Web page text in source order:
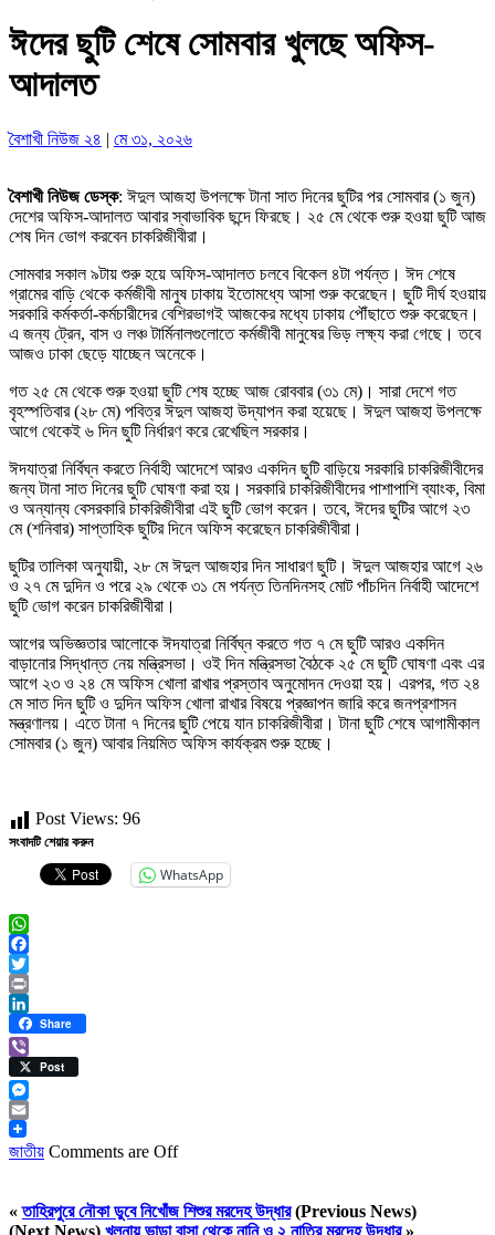
ঈদের ছুটি শেষে সোমবার খুলছে অফিস-
আদালত
বৈশাখী নিউজ ২৪ | মে ৩১, ২০২৬
বৈশাখী নিউজ ডেস্ক: ঈদুল আজহা উপলক্ষে টানা সাত দিনের ছুটির পর সোমবার (১ জুন)
দেশের অফিস-আদালত আবার স্বাভাবিক ছন্দে ফিরছে। ২৫ মে থেকে শুরু হওয়া ছুটি আজ
শেষ দিন ভোগ করবেন চাকরিজীবীরা।
সোমবার সকাল ৯টায় শুরু হয়ে অফিস-আদালত চলবে বিকেল ৪টা পর্যন্ত। ঈদ শেষে
গ্রামের বাড়ি থেকে কর্মজীবী মানুষ ঢাকায় ইতোমধ্যে আসা শুরু করেছেন। ছুটি দীর্ঘ হওয়ায়
সরকারি কর্মকর্তা-কর্মচারীদের বেশিরভাগই আজকের মধ্যে ঢাকায় পৌঁছাতে শুরু করেছেন।
এ জন্য ট্রেন, বাস ও লঞ্চ টার্মিনালগুলোতে কর্মজীবী মানুষের ভিড় লক্ষ্য করা গেছে। তবে
আজও ঢাকা ছেড়ে যাচ্ছেন অনেকে।
গত ২৫ মে থেকে শুরু হওয়া ছুটি শেষ হচ্ছে আজ রোববার (৩১ মে)। সারা দেশে গত
বৃহস্পতিবার (২৮ মে) পবিত্র ঈদুল আজহা উদ্‌যাপন করা হয়েছে। ঈদুল আজহা উপলক্ষে
আগে থেকেই ৬ দিন ছুটি নির্ধারণ করে রেখেছিল সরকার।
ঈদযাত্রা নির্বিঘ্ন করতে নির্বাহী আদেশে আরও একদিন ছুটি বাড়িয়ে সরকারি চাকরিজীবীদের
জন্য টানা সাত দিনের ছুটি ঘোষণা করা হয়। সরকারি চাকরিজীবীদের পাশাপাশি ব্যাংক, বিমা
ও অন্যান্য বেসরকারি চাকরিজীবীরা এই ছুটি ভোগ করেন। তবে, ঈদের ছুটির আগে ২৩
মে (শনিবার) সাপ্তাহিক ছুটির দিনে অফিস করেছেন চাকরিজীবীরা।
ছুটির তালিকা অনুযায়ী, ২৮ মে ঈদুল আজহার দিন সাধারণ ছুটি। ঈদুল আজহার আগে ২৬
ও ২৭ মে দুদিন ও পরে ২৯ থেকে ৩১ মে পর্যন্ত তিনদিনসহ মোট পাঁচদিন নির্বাহী আদেশে
ছুটি ভোগ করেন চাকরিজীবীরা।
আগের অভিজ্ঞতার আলোকে ঈদযাত্রা নির্বিঘ্ন করতে গত ৭ মে ছুটি আরও একদিন
বাড়ানোর সিদ্ধান্ত নেয় মন্ত্রিসভা। ওই দিন মন্ত্রিসভা বৈঠকে ২৫ মে ছুটি ঘোষণা এবং এর
আগে ২৩ ও ২৪ মে অফিস খোলা রাখার প্রস্তাব অনুমোদন দেওয়া হয়। এরপর, গত ২৪
মে সাত দিন ছুটি ও দুদিন অফিস খোলা রাখার বিষয়ে প্রজ্ঞাপন জারি করে জনপ্রশাসন
মন্ত্রণালয়। এতে টানা ৭ দিনের ছুটি পেয়ে যান চাকরিজীবীরা। টানা ছুটি শেষে আগামীকাল
সোমবার (১ জুন) আবার নিয়মিত অফিস কার্যক্রম শুরু হচ্ছে।
Post Views: 96
সংবাদটি শেয়ার করুন
WhatsApp
WhatsApp
Facebook
Twitter
Print
LinkedIn
Share
ViberPost
Messenger
Email
জাতীয় Comments are Off
«তাহিরপুরে নৌকা ডুবে নিখোঁজ শিশুর মরদেহ উদ্ধার(Previous News)
(Next News) খুলনায় ভাড়া বাসা থেকে নানি ও ২ নাতির মরদেহ উদ্ধার»